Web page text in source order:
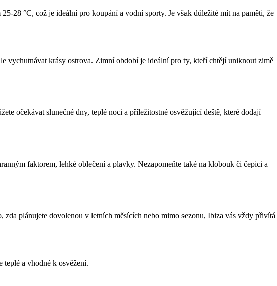
28 °C, což je ideální pro koupání a vodní sporty. Je však důležité mít na paměti, že
vychutnávat krásy ostrova. Zimní období je ideální pro ty, kteří chtějí uniknout zimě
očekávat slunečné dny, teplé noci a příležitostné osvěžující deště, které dodají
faktorem, lehké oblečení a plavky. Nezapomeňte také na klobouk či čepici a
plánujete dovolenou v letních měsících nebo mimo sezonu, Ibiza vás vždy přivítá
a vhodné k osvěžení.